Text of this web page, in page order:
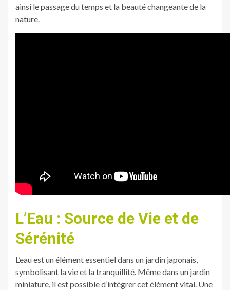
ainsi le passage du temps et la beauté changeante de la
nature.
L’Eau : Source de Vie et de
Sérénité
L’eau est un élément essentiel dans un jardin japonais,
symbolisant la vie et la tranquillité. Même dans un jardin
miniature, il est possible d’intégrer cet élément vital. Une